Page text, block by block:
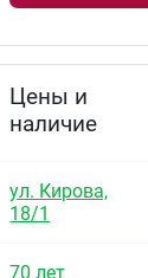
Цены и
наличие
ул. Кирова,
18/1
70 лет